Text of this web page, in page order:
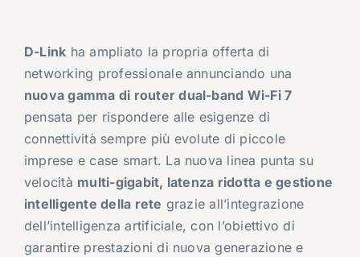
D-Link ha ampliato la propria offerta di
networking professionale annunciando una
nuova gamma di router dual-band Wi-Fi 7
pensata per rispondere alle esigenze di
connettività sempre più evolute di piccole
imprese e case smart. La nuova linea punta su
velocità multi-gigabit, latenza ridotta e gestione
intelligente della rete grazie all’integrazione
dell’intelligenza artificiale, con l’obiettivo di
garantire prestazioni di nuova generazione e